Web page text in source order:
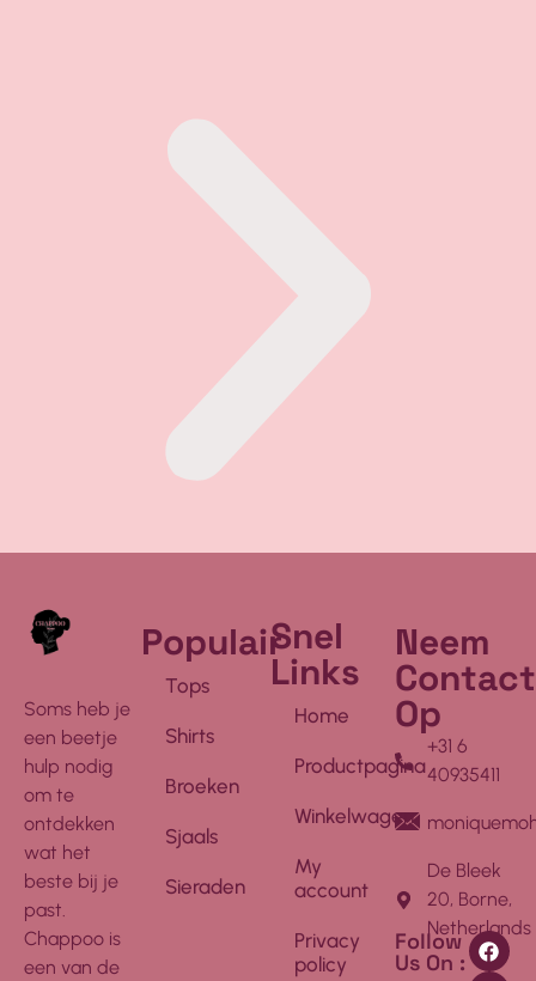
Soms heb je
een beetje
hulp nodig
om te
ontdekken
wat het
beste bij je
past.
Chappoo is
een van de
Populair
Tops
Shirts
Broeken
Sjaals
Sieraden
Snel
Links
Home
Productpagina
Winkelwagen
My
account
Privacy
policy
Neem
Contact
Op
+31 6
40935411
De Bleek
20, Borne,
Netherlands
Follow
Us On :